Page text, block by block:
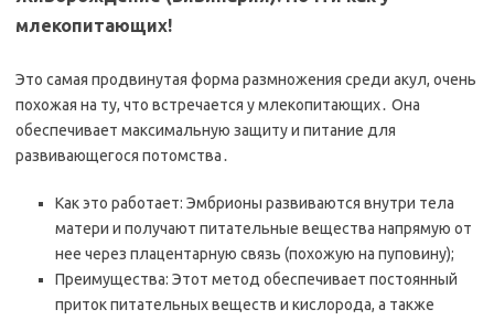
млекопитающих!
Это самая продвинутая форма размножения среди акул, очень
похожая на ту, что встречается у млекопитающих․ Она
обеспечивает максимальную защиту и питание для
развивающегося потомства․
Как это работает: Эмбрионы развиваются внутри тела
матери и получают питательные вещества напрямую от
нее через плацентарную связь (похожую на пуповину);
Преимущества: Этот метод обеспечивает постоянный
приток питательных веществ и кислорода, а также